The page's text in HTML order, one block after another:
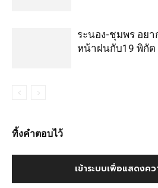
ระนอง-ชุมพร อยา
หน้าฝนกับ19 พิกัด
ทิ้งคำตอบไว้
เข้าระบบเพื่อแสดงค